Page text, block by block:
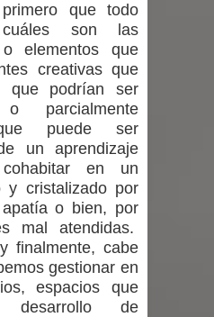
a cerrar
la Fiesta del
Talca tras caída de
de carpas
que todo
cuáles son las
o elementos que
creativas que
que podrían ser
o parcialmente
puede ser
un aprendizaje
en un
y cristalizado por
o bien, por
mal atendidas.
finalmente, cabe
gestionar en
espacios que
desarrollo de